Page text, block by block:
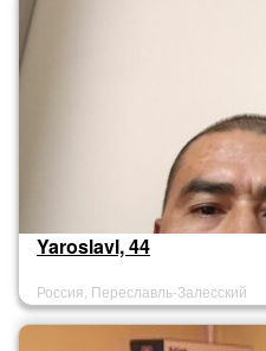
Yaroslavl, 44
Россия, Переславль-Залесский